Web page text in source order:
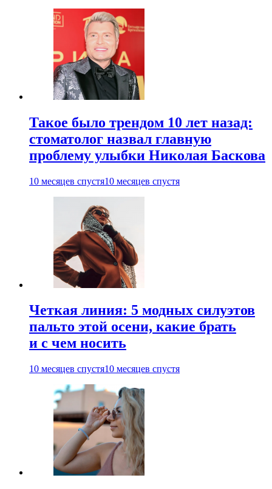
Такое было трендом 10 лет назад:
стоматолог назвал главную
проблему улыбки Николая Баскова
10 месяцев спустя10 месяцев спустя
Четкая линия: 5 модных силуэтов
пальто этой осени, какие брать
и с чем носить
10 месяцев спустя10 месяцев спустя